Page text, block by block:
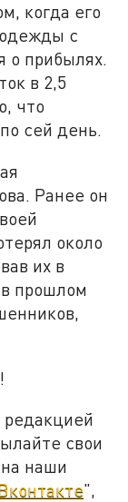
когда его
с
о прибылях.
в 2,5
что
сей день.
Ранее он
около
их в
прошлом
редакцией
свои
наши
",